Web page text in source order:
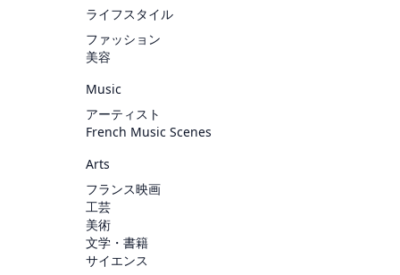
ライフスタイル
ファッション
美容
Music
アーティスト
French Music Scenes
Arts
フランス映画
工芸
美術
文学・書籍
サイエンス